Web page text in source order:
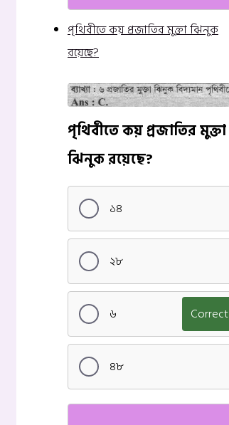
পৃথিবীতে কয় প্রজাতির মুক্তা ঝিনুক
রয়েছে?
পৃথিবীতে কয় প্রজাতির মুক্তা
ঝিনুক রয়েছে?
১৪
২৮
৬ Correct
৪৮